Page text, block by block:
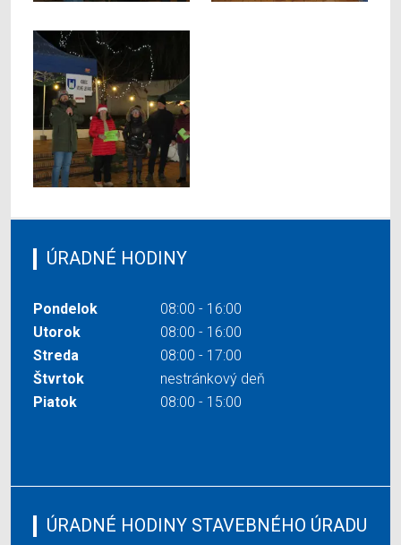
ÚRADNÉ HODINY
Pondelok
08:00 - 16:00
Utorok
08:00 - 16:00
Streda
08:00 - 17:00
Štvrtok
nestránkový deň
Piatok
08:00 - 15:00
ÚRADNÉ HODINY STAVEBNÉHO ÚRADU